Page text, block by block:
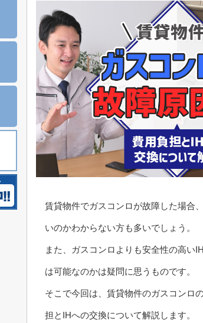
賃貸物件でガスコンロが故障した場合
いのかわからない方も多いでしょう。
また、ガスコンロよりも安全性の高い
は可能なのかは疑問に思うものです。
そこで今回は、賃貸物件のガスコンロ
担とIHへの交換について解説します。